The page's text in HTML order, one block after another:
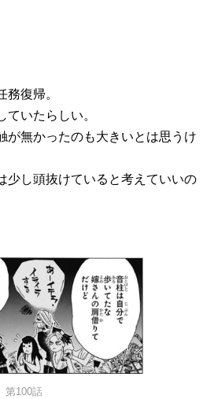
復帰。
いたらしい。
が無かったのも大きいとは思うけ
少し頭抜けていると考えていいの
第100話